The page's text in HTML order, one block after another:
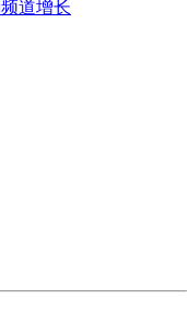
道增长